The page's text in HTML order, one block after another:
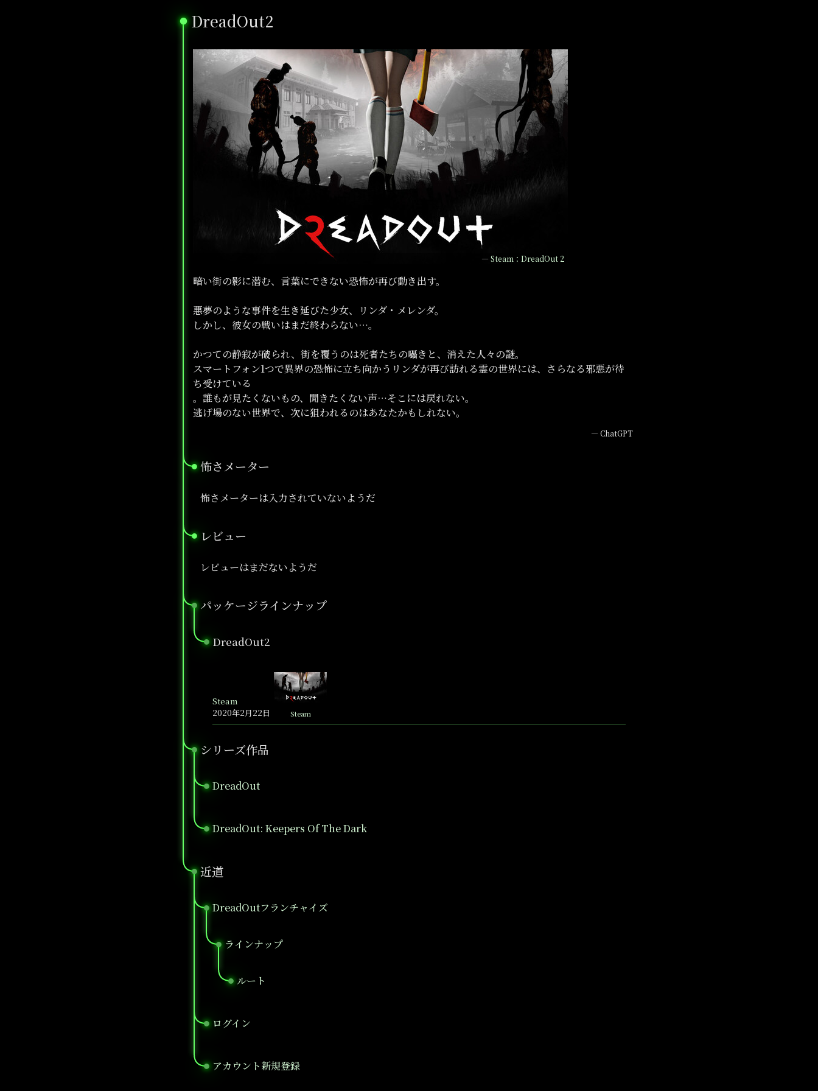
DreadOut2
●
— Steam：DreadOut 2
暗い街の影に潜む、言葉にできない恐怖が再び動き出す。
悪夢のような事件を生き延びた少女、リンダ・メレンダ。
しかし、彼女の戦いはまだ終わらない…。
かつての静寂が破られ、街を覆うのは死者たちの囁きと、消えた人々の謎。
スマートフォン1つで異界の恐怖に立ち向かうリンダが再び訪れる霊の世界には、さらなる邪悪が待
ち受けている
。誰もが見たくないもの、聞きたくない声…そこには戻れない。
逃げ場のない世界で、次に狙われるのはあなたかもしれない。
— ChatGPT
怖さメーター
●
怖さメーターは入力されていないようだ
レビュー
●
レビューはまだないようだ
パッケージラインナップ
●
DreadOut2
●
Steam
2020年2月22日
Steam
シリーズ作品
●
DreadOut
●
DreadOut: Keepers Of The Dark
●
近道
●
DreadOutフランチャイズ
●
ラインナップ
●
ルート
●
ログイン
●
アカウント新規登録
●